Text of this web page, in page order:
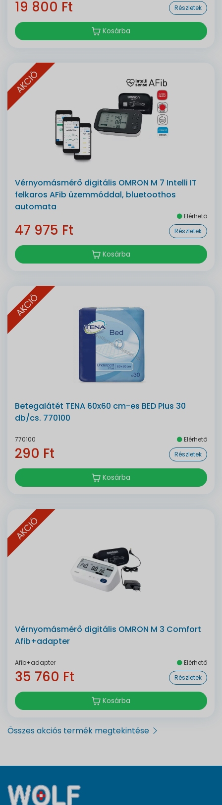
19 800 Ft Részletek
Kosárba
AKCIÓ
Vérnyomásmérő digitális OMRON M 7 Intelli IT
felkaros AFib üzemmóddal, bluetoothos
automata
Elérhető
47 975 Ft Részletek
Kosárba
AKCIÓ
Betegalátét TENA 60x60 cm-es BED Plus 30
db/cs. 770100
770100 Elérhető
290 Ft Részletek
Kosárba
AKCIÓ
Vérnyomásmérő digitális OMRON M 3 Comfort
Afib+adapter
Afib+adapter Elérhető
35 760 Ft Részletek
Kosárba
Összes akciós termék megtekintése